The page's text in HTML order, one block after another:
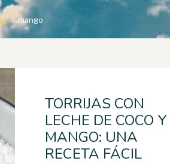
mango
TORRIJAS CON
LECHE DE COCO Y
MANGO: UNA
RECETA FÁCIL